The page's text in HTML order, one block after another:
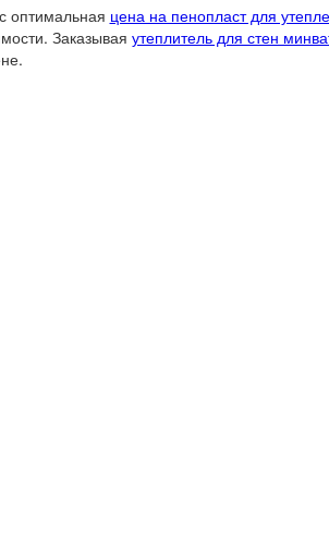
оптимальная цена на пенопласт для
Заказывая утеплитель для стен